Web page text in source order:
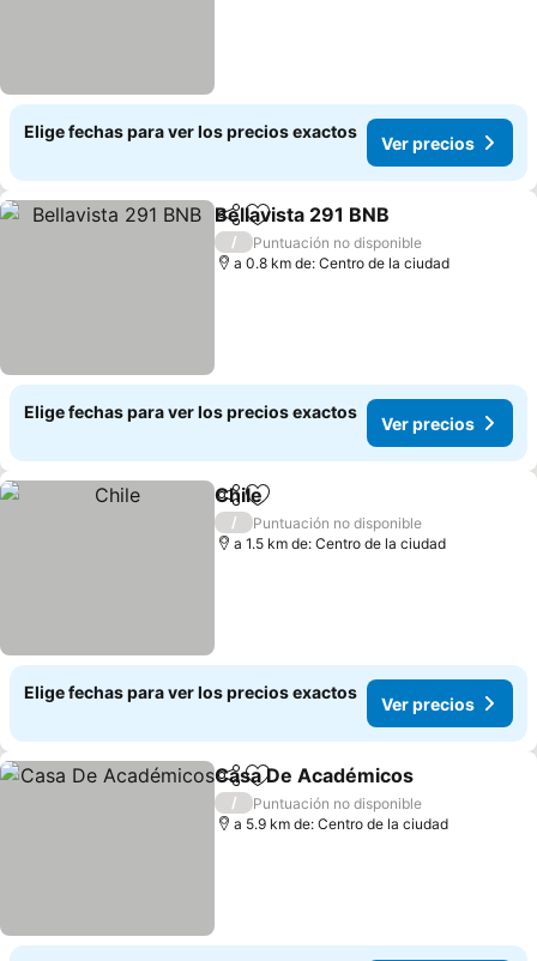
Elige fechas para ver los precios exactos
Ver precios
CompartirAgregar a favoritos
Bellavista 291 BNB
/
Puntuación no disponible
a 0.8 km de: Centro de la ciudad
Elige fechas para ver los precios exactos
Ver precios
CompartirAgregar a favoritos
Chile
/
Puntuación no disponible
a 1.5 km de: Centro de la ciudad
Elige fechas para ver los precios exactos
Ver precios
CompartirAgregar a favoritos
Casa De Académicos
/
Puntuación no disponible
a 5.9 km de: Centro de la ciudad